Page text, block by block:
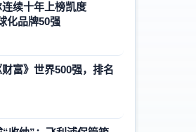
续十年上榜凯度
化品牌50强
富》世界500强，排名